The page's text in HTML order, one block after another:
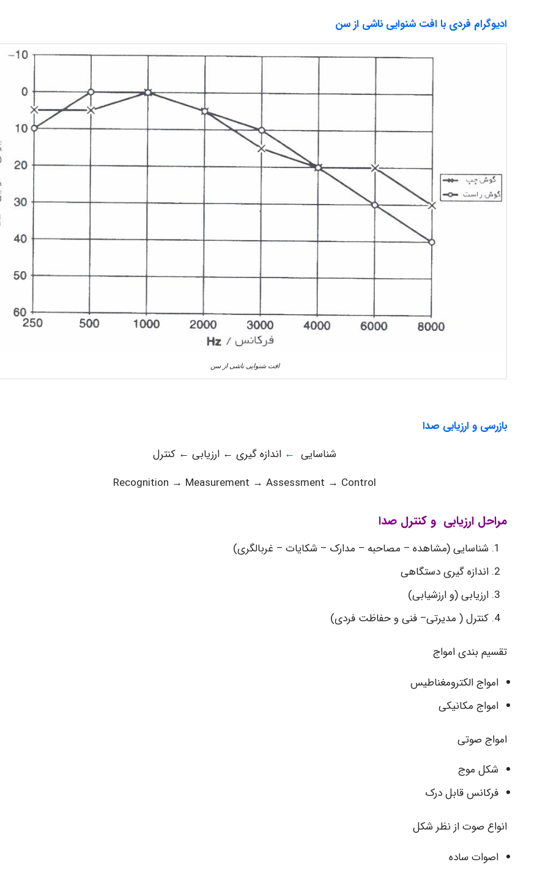
ادیوگرام فردی با افت شنوایی ناشی از سن
افت شنوایی ناشی از سن
بازرسی و ارزیابی صدا
شناسایی← اندازه گیری ← ارزیابی ← کنترل
Recognition → Measurement → Assessment → Control
مراحل ارزیابی و کنترل صدا
شناسایی (مشاهده – مصاحبه – مدارک – شکایات – غربالگری)
اندازه گیری دستگاهی
ارزیابی (و ارزشیابی)
کنترل ( مدیرتی– فنی و حفاظت فردی)
تقسیم بندی امواج
امواج الکترومغناطیس
امواج مکانیکی
امواج صوتی
شکل موج
فرکانس قابل درک
انواع صوت از نظر شکل
اصوات ساده